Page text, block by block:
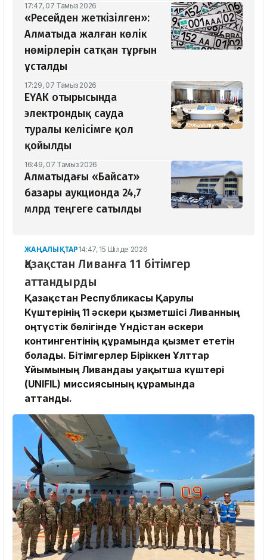
17:47, 07 Тамыз 2026
«Ресейден жеткізілген»:
Алматыда жалған көлік
нөмірлерін сатқан тұрғын
ұсталды
17:29, 07 Тамыз 2026
ЕҮАК отырысында
электрондық сауда
туралы келісімге қол
қойылды
16:49, 07 Тамыз 2026
Алматыдағы «Байсат»
базары аукционда 24,7
млрд теңгеге сатылды
ЖАҢАЛЫҚТАР 14:47, 15 Шілде 2026
Қазақстан Ливанға 11 бітімгер
аттандырды
Қазақстан Республикасы Қарулы
Күштерінің 11 әскери қызметшісі Ливанның
оңтүстік бөлігінде Үндістан әскери
контингентінің құрамында қызмет ететін
болады. Бітімгерлер Біріккен Ұлттар
Ұйымының Ливандағы уақытша күштері
(UNIFIL) миссиясының құрамында
аттанды.